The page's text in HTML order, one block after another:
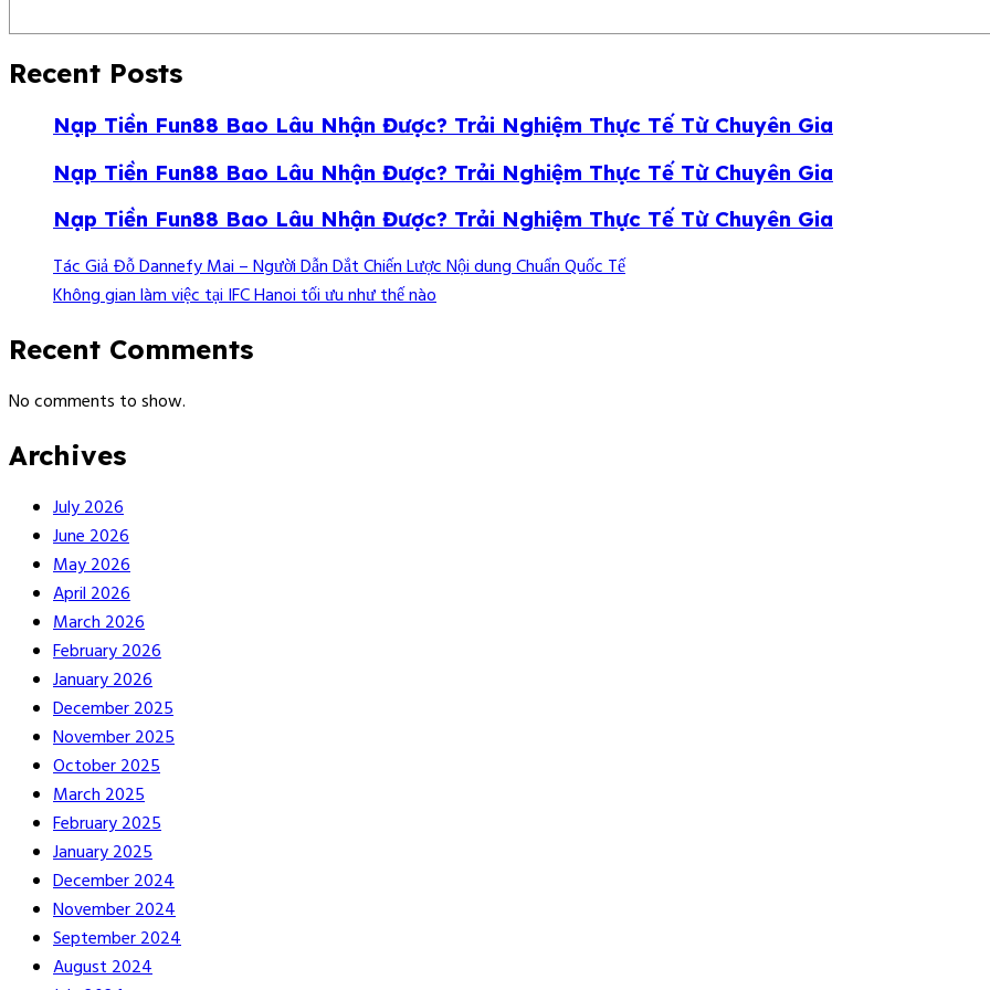
Recent Posts
Nạp Tiền Fun88 Bao Lâu Nhận Được? Trải Nghiệm Thực Tế Từ Chuyên Gia
Nạp Tiền Fun88 Bao Lâu Nhận Được? Trải Nghiệm Thực Tế Từ Chuyên Gia
Nạp Tiền Fun88 Bao Lâu Nhận Được? Trải Nghiệm Thực Tế Từ Chuyên Gia
Tác Giả Đỗ Dannefy Mai – Người Dẫn Dắt Chiến Lược Nội dung Chuẩn Quốc Tế
Không gian làm việc tại IFC Hanoi tối ưu như thế nào
Recent Comments
No comments to show.
Archives
July 2026
June 2026
May 2026
April 2026
March 2026
February 2026
January 2026
December 2025
November 2025
October 2025
March 2025
February 2025
January 2025
December 2024
November 2024
September 2024
August 2024